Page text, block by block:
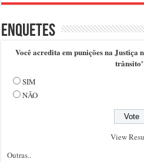
Enquetes
Você acredita em punições na Justiça
SIM
NÃO
View
Outras..